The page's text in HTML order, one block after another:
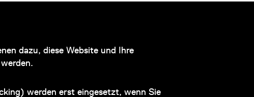
dazu, diese Website und Ihre
werden erst eingesetzt, wenn Sie
Hauptsponsor